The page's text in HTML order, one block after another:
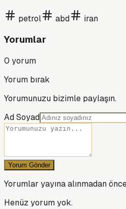
petrol abd iran
Yorumlar
0 yorum
Yorum bırak
Yorumunuzu bizimle paylaşın.
Ad Soyad
Yorum Gönder
Yorumlar yayına alınmadan
Henüz yorum yok.